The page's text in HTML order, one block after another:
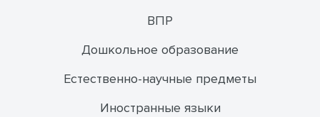
ВПР
Дошкольное образование
Естественно-научные предметы
Иностранные языки